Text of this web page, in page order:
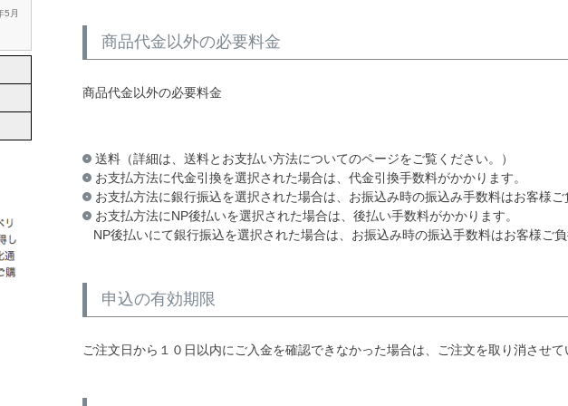
5月
商品代金以外の必要料金
商品代金以外の必要料金
送料（詳細は、送料とお支払い方法についてのページをご覧ください。）
お支払方法に代金引換を選択された場合は、代金引換手数料がかかります。
お支払方法に銀行振込を選択された場合は、お振込み時の振込み手数料はお客様
お支払方法にNP後払いを選択された場合は、後払い手数料がかかります。
NP後払いにて銀行振込を選択された場合は、お振込み時の振込手数料はお客様ご
申込の有効期限
ご注文日から１０日以内にご入金を確認できなかった場合は、ご注文を取り消させ